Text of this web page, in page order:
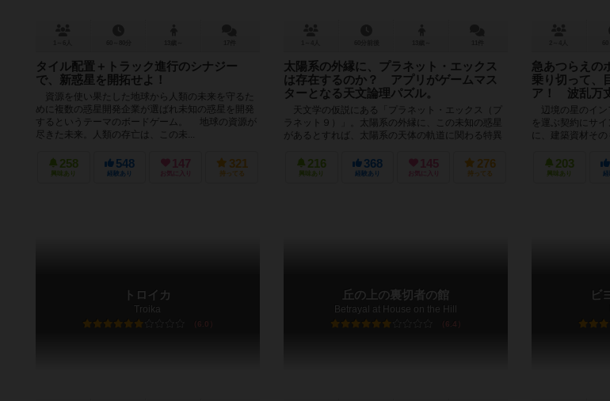
タイル配置＋トラック進行のシナジー
で、新惑星を開拓せよ！
資源を使い果たした地球から人類の未来を守るた
めに複数の惑星開発企業が選ばれ未知の惑星を開発
するというテーマのボードゲーム。 地球の資源が
尽きた未来。人類の存亡は、この未...
258
興味あり
548
経験あり
147
お気に入り
321
持ってる
太陽系の外縁に、プラネット・エックス
は存在するのか？ アプリがゲームマス
ターとなる天文論理パズル。
天文学の仮説にある「プラネット・エックス（プ
ラネット９）」。太陽系の外縁に、この未知の惑星
があるとすれば、太陽系の天体の軌道に関わる特異
216
興味あり
368
経験あり
145
お気に入り
276
持ってる
急あつらえの
乗り切って、
ア！ 波乱万
辺境の星のイン
を運ぶ契約にサ
に、建築資材そ
203
興味あり 経
トロイカ
Troika
6.0
丘の上の裏切者の館
Betrayal at House on the Hill
6.4
ビ